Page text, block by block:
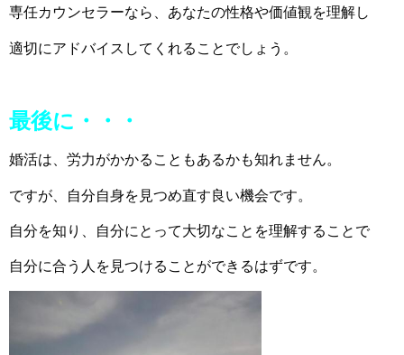
専任カウンセラーなら、あなたの性格や価値観を理解し
適切にアドバイスしてくれることでしょう。
最後に・・・
婚活は、労力がかかることもあるかも知れません。
ですが、自分自身を見つめ直す良い機会です。
自分を知り、自分にとって大切なことを理解することで
自分に合う人を見つけることができるはずです。